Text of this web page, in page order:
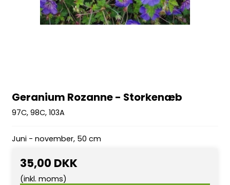
Geranium Rozanne - Storkenæb
97C, 98C, 103A
Juni - november, 50 cm
35,00 DKK
(inkl. moms)